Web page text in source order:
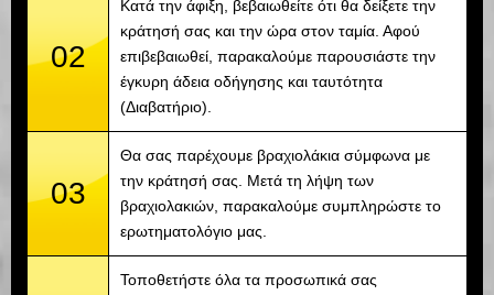
02
Κατά την άφιξη, βεβαιωθείτε ότι θα δείξετε την
κράτησή σας και την ώρα στον ταμία. Αφού
επιβεβαιωθεί, παρακαλούμε παρουσιάστε την
έγκυρη άδεια οδήγησης και ταυτότητα
(Διαβατήριο).
03
Θα σας παρέχουμε βραχιολάκια σύμφωνα με
την κράτησή σας. Μετά τη λήψη των
βραχιολακιών, παρακαλούμε συμπληρώστε το
ερωτηματολόγιο μας.
Τοποθετήστε όλα τα προσωπικά σας